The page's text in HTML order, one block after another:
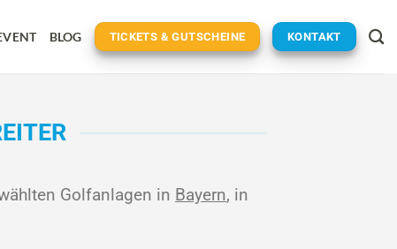
BLOG TICKETS & GUTSCHEINE KONTAKT
Golfanlagen in Bayern, in